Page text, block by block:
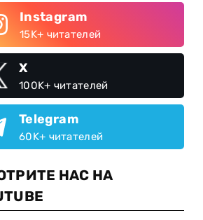
Instagram
15K+ читателей
X
100K+ читателей
Telegram
60K+ читателей
НАС НА